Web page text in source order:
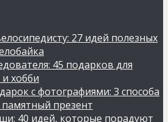
27 идей полезных
45 подарков для
хобби
с фотографиями: 3 способа
презент
40 идей, которые порадуют